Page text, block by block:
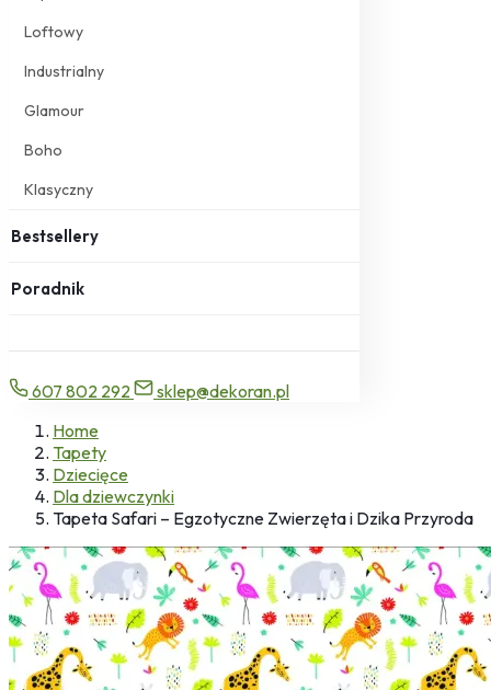
Loftowy
Industrialny
Glamour
Boho
Klasyczny
Bestsellery
Poradnik
607 802 292
sklep@dekoran.pl
Home
Tapety
Dziecięce
Dla dziewczynki
Tapeta Safari – Egzotyczne Zwierzęta i Dzika Przyroda